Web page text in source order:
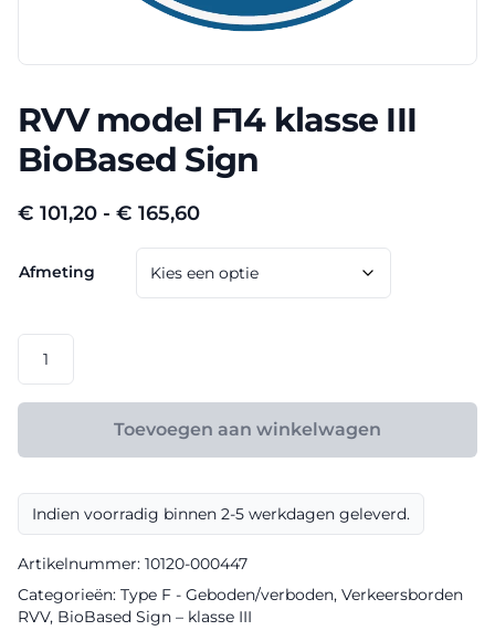
RVV model F14 klasse III
BioBased Sign
€ 101,20 - € 165,60Prijsklasse:
€ 101,20
tot
€ 165,60
Afmeting
model
F14
III
Sign
aantal
Toevoegen aan winkelwagen
Indien voorradig binnen 2-5 werkdagen geleverd.
Artikelnummer: 10120-000447
Categorieën: Type F - Geboden/verboden, Verkeersborden
RVV, BioBased Sign – klasse III